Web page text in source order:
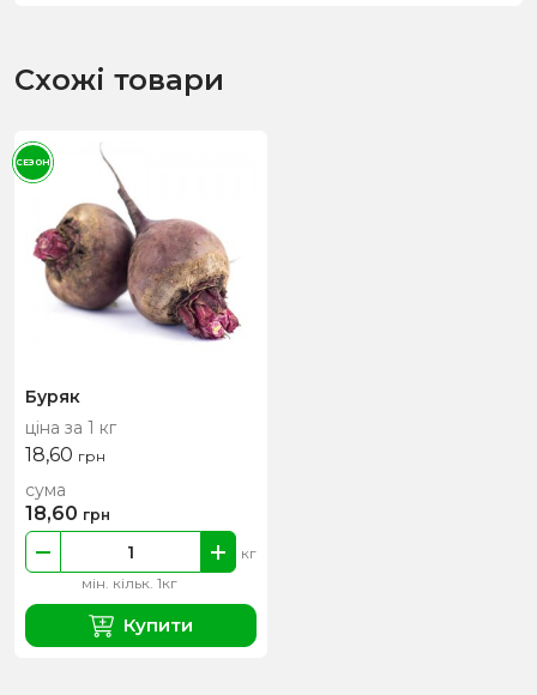
Схожі товари
Буряк
ціна за 1 кг
18,60 грн
мін. кільк. 1кг
кг
сума
18,60 грн
Купити
СЕЗОН